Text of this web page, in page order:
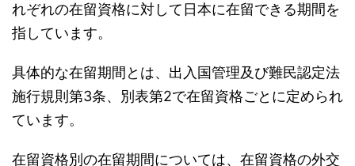
れぞれの在留資格に対して日本に在留できる期間を
指しています。
具体的な在留期間とは、出入国管理及び難民認定法
施行規則第3条、別表第2で在留資格ごとに定められ
ています。
在留資格別の在留期間については、在留資格の外交